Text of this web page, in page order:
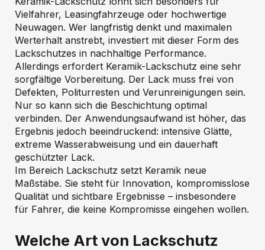
Vielfahrer, Leasingfahrzeuge oder hochwertige
Neuwagen. Wer langfristig denkt und maximalen
Werterhalt anstrebt, investiert mit dieser Form des
Lackschutzes in nachhaltige Performance.
Allerdings erfordert Keramik-Lackschutz eine sehr
sorgfältige Vorbereitung. Der Lack muss frei von
Defekten, Politurresten und Verunreinigungen sein.
Nur so kann sich die Beschichtung optimal
verbinden. Der Anwendungsaufwand ist höher, das
Ergebnis jedoch beeindruckend: intensive Glätte,
extreme Wasserabweisung und ein dauerhaft
geschützter Lack.
Im Bereich Lackschutz setzt Keramik neue
Maßstäbe. Sie steht für Innovation, kompromisslose
Qualität und sichtbare Ergebnisse – insbesondere
für Fahrer, die keine Kompromisse eingehen wollen.
Welche Art von Lackschutz